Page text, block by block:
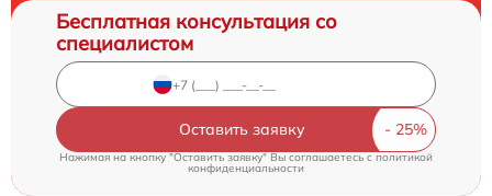
Бесплатная консультация со
специалистом
Оставить заявку
Нажимая на кнопку "Оставить заявку" Вы соглашаетесь cполитикой
конфиденциальности